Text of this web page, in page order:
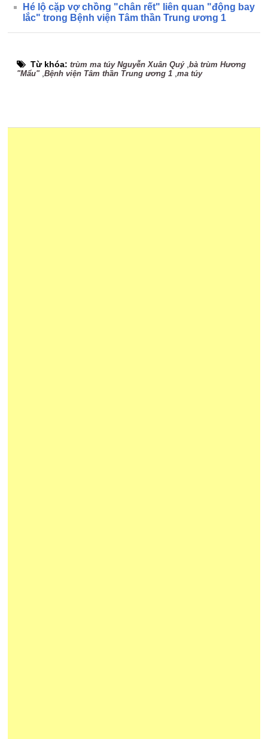
Hé lộ cặp vợ chồng "chân rết" liên quan "động bay
lắc" trong Bệnh viện Tâm thần Trung ương 1
Từ khóa:trùm ma túy Nguyễn Xuân Quý,bà trùm Hương
"Mẩu",Bệnh viện Tâm thần Trung ương 1 ,ma túy